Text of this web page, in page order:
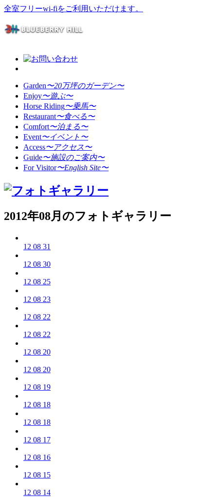
全室フリーwi-fiをご利用いただけます。
Garden〜20万坪のガーデン〜
Enjoy〜遊ぶ〜
Horse Riding〜乗馬〜
Restaurant〜食べる〜
Comfort〜泊まる〜
Event〜イベント〜
Access〜アクセス〜
Guide〜施設のご案内〜
For Visitor〜English Site〜
2012年08月のフォトギャラリー
12 08 31
12 08 30
12 08 25
12 08 23
12 08 22
12 08 22
12 08 20
12 08 20
12 08 19
12 08 18
12 08 18
12 08 17
12 08 16
12 08 15
12 08 14